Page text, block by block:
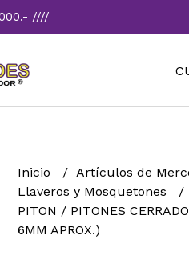
////
Inicio
Artículos de
Llaveros y Mosquetones
PITON / PITONES
6MM APROX.)